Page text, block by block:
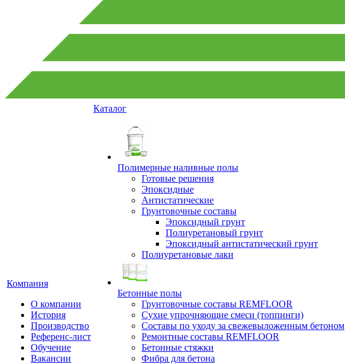
Компания
О компании
История
Производство
Референс-лист
Обучение
Вакансии
Каталог
Полимерные наливные полы
Готовые решения
Эпоксидные
Антистатические
Грунтовочные составы
Эпоксидный грунт
Полиуретановый грунт
Эпоксидный антистатический грунт
Полиуретановые лаки
Бетонные полы
Грунтовочные составы REMFLOOR
Сухие упрочняющие смеси (топпинги)
Составы по уходу за свежевыложенным бетоном
Ремонтные составы REMFLOOR
Бетонные стяжки
Фибра для бетона